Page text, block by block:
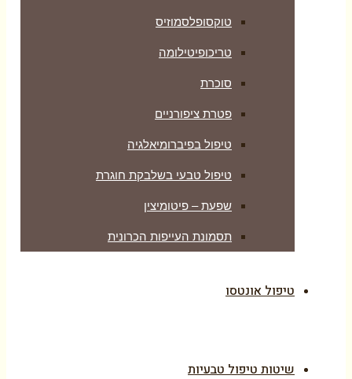
טוקסופלסמוזיס
טריכופיטילומה
סוכרת
פטרת ציפורניים
טיפול בפיברומיאלגיה
טיפול טבעי בשלבקת חוגרת
שפעת – פיטומיצין
תסמונת העייפות הכרונית
טיפול אונטסו
שיטות טיפול טבעיות